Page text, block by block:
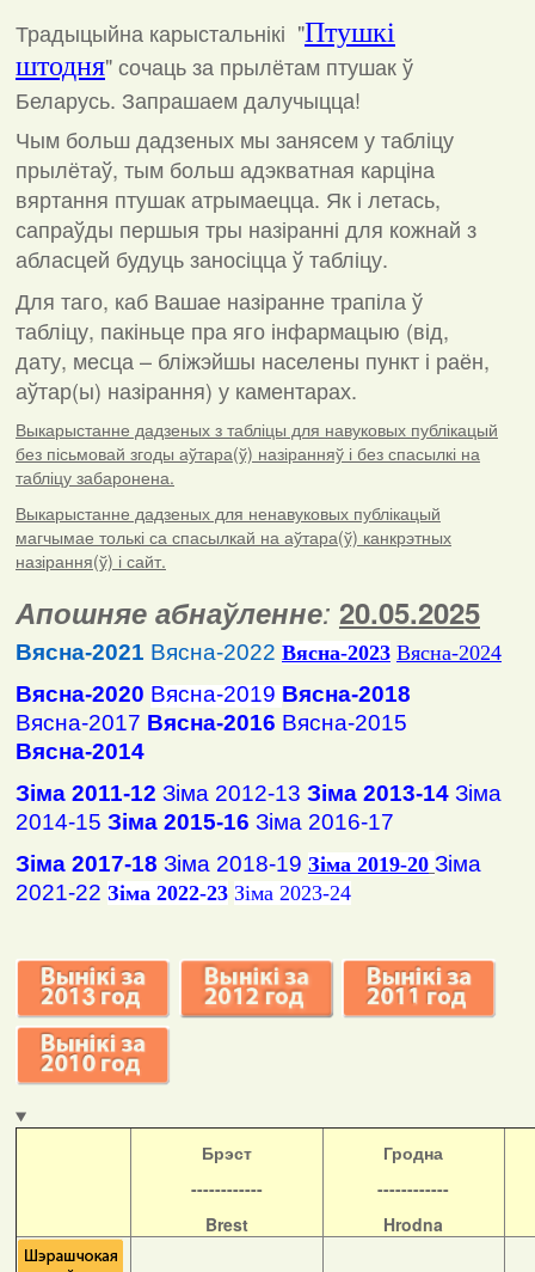
Традыцыйна карыстальнікі "Птушкі
штодня"сочаць за прылётам птушак ў
Беларусь. Запрашаем далучыцца!
Чым больш дадзеных мы занясем у табліцу
прылётаў, тым больш адэкватная карціна
вяртання птушак атрымаецца. Як і летась,
сапраўды першыя тры назіранні для кожнай з
абласцей будуць заносіцца ў табліцу.
Для таго, каб Вашае назіранне трапіла ў
табліцу, пакіньце пра яго інфармацыю (від,
дату, месца – бліжэйшы населены пункт і раён,
аўтар(ы) назірання) у каментарах.
Выкарыстанне дадзеных з табліцы для навуковых публікацый
без пісьмовай згоды аўтара(ў) назіранняў і без спасылкі на
табліцу забаронена.
Выкарыстанне дадзеных для ненавуковых публікацый
магчымае толькі са спасылкай на аўтара(ў) канкрэтных
назірання(ў) і сайт.
Апошняе абнаўленне: 20.05.2025
Вясна-2021 Вясна-2022 Вясна-2023 Вясна-2024
Вясна-2020 Вясна-2019 Вясна-2018
Вясна-2017 Вясна-2016 Вясна-2015
Вясна-2014
Зіма 2011-12 Зіма 2012-13 Зіма 2013-14 Зіма
2014-15 Зіма 2015-16 Зіма 2016-17
Зіма 2017-18 Зіма 2018-19 Зіма 2019-20 Зіма
2021-22 Зіма 2022-23 Зіма 2023-24
Брэст
------------
Brest
Гродна
------------
Hrodna